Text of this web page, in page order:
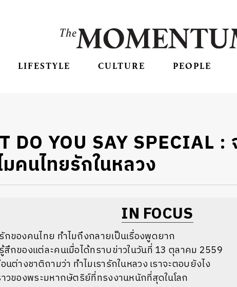
LIFESTYLE CULTURE PEOPLE
DO YOU SAY SPECIAL :
มคนไทยรักในหลวง
IN FOCUS
กของคนไทย ทำไมถึงกลายเป็นเรื่องพูดยาก
สึกของแต่ละคนเมื่อได้ทราบข่าวในวันที่ 13 ตุลาคม 2559
นต่างชาติถามว่า ทำไมเรารักในหลวง เราจะตอบยังไง
าวของพระมหากษัตริย์ที่ทรงงานหนักที่สุดในโลก